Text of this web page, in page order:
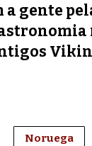
a gente
Noruega